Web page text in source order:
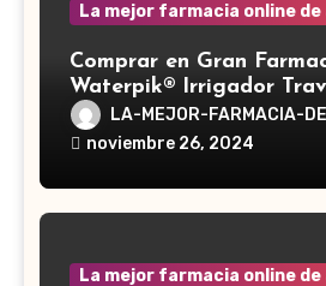
La mejor farmacia online
Comprar en Gran
Waterpik® Irrigador
LA-MEJOR-FARMACIA-
noviembre 26, 2024
La mejor farmacia online